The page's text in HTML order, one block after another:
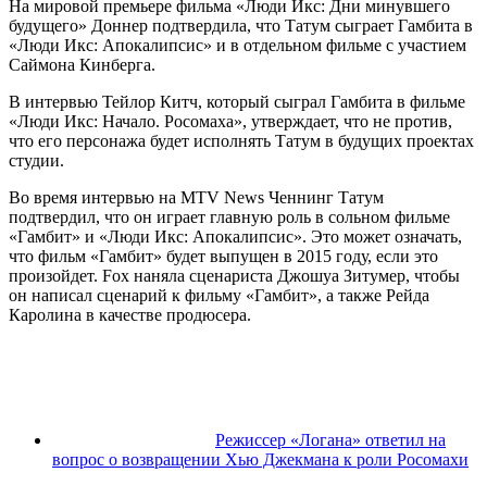
На мировой премьере фильма «Люди Икс: Дни минувшего
будущего» Доннер подтвердила, что Татум сыграет Гамбита в
«Люди Икс: Апокалипсис» и в отдельном фильме с участием
Саймона Кинберга.
В интервью Тейлор Китч, который сыграл Гамбита в фильме
«Люди Икс: Начало. Росомаха», утверждает, что не против,
что его персонажа будет исполнять Татум в будущих проектах
студии.
Во время интервью на MTV News Ченнинг Татум
подтвердил, что он играет главную роль в сольном фильме
«Гамбит» и «Люди Икс: Апокалипсис». Это может означать,
что фильм «Гамбит» будет выпущен в 2015 году, если это
произойдет. Fox наняла сценариста Джошуа Зитумер, чтобы
он написал сценарий к фильму «Гамбит», а также Рейда
Каролина в качестве продюсера.
Режиссер «Логана» ответил на
вопрос о возвращении Хью Джекмана к роли Росомахи